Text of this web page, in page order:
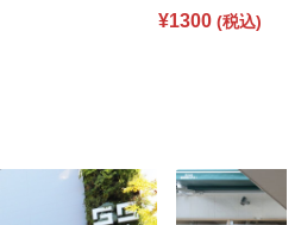
¥1300 (税込)